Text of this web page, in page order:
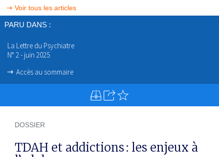
Voir tous les articles
PARU DANS :
La Lettre du Psychiatre
N° 2 - juin 2025
Accès au sommaire
DOSSIER
TDAH et addictions : les enjeux à